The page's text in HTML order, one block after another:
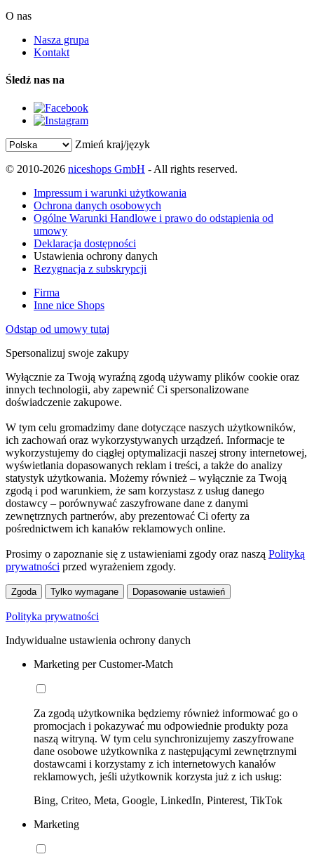
O nas
Nasza grupa
Kontakt
Śledź nas na
Zmień kraj/język
© 2010-2026 niceshops GmbH - All rights reserved.
Impressum i warunki użytkowania
Ochrona danych osobowych
Ogólne Warunki Handlowe i prawo do odstąpienia od
umowy
Deklaracja dostępności
Ustawienia ochrony danych
Rezygnacja z subskrypcji
Firma
Inne nice Shops
Odstąp od umowy tutaj
Spersonalizuj swoje zakupy
Wyłącznie za Twoją wyraźną zgodą używamy plików cookie oraz
innych technologii, aby zapewnić Ci spersonalizowane
doświadczenie zakupowe.
W tym celu gromadzimy dane dotyczące naszych użytkowników,
ich zachowań oraz wykorzystywanych urządzeń. Informacje te
wykorzystujemy do ciągłej optymalizacji naszej strony internetowej,
wyświetlania dopasowanych reklam i treści, a także do analizy
statystyk użytkowania. Możemy również – wyłącznie za Twoją
zgodą i pod warunkiem, że sam korzystasz z usług danego
dostawcy – porównywać zaszyfrowane dane z danymi
zewnętrznych partnerów, aby prezentować Ci oferty za
pośrednictwem ich kanałów reklamowych online.
Prosimy o zapoznanie się z ustawieniami zgody oraz naszą Polityką
prywatności przed wyrażeniem zgody.
Zgoda Tylko wymagane Dopasowanie ustawień
Polityka prywatności
Indywidualne ustawienia ochrony danych
Marketing per Customer-Match
Za zgodą użytkownika będziemy również informować go o
promocjach i pokazywać mu odpowiednie produkty poza
naszą witryną. W tym celu synchronizujemy zaszyfrowane
dane osobowe użytkownika z następującymi zewnętrznymi
dostawcami i korzystamy z ich internetowych kanałów
reklamowych, jeśli użytkownik korzysta już z ich usług:
Bing, Criteo, Meta, Google, LinkedIn, Pinterest, TikTok
Marketing